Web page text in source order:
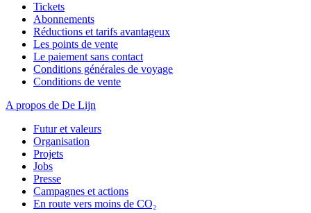
Tickets
Abonnements
Réductions et tarifs avantageux
Les points de vente
Le paiement sans contact
Conditions générales de voyage
Conditions de vente
A propos de De Lijn
Futur et valeurs
Organisation
Projets
Jobs
Presse
Campagnes et actions
En route vers moins de CO₂